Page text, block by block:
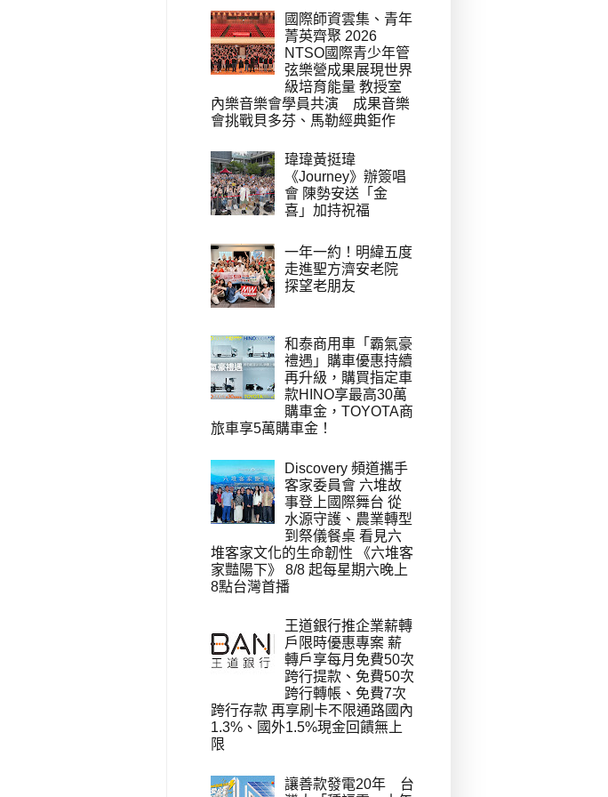
國際師資雲集、青年
菁英齊聚 2026
NTSO國際青少年管
弦樂營成果展現世界
級培育能量 教授室
內樂音樂會學員共演 成果音樂
會挑戰貝多芬、馬勒經典鉅作
瑋瑋黃挺瑋
《Journey》辦簽唱
會 陳勢安送「金
喜」加持祝福
一年一約！明緯五度
走進聖方濟安老院
探望老朋友
和泰商用車「霸氣豪
禮遇」購車優惠持續
再升級，購買指定車
款HINO享最高30萬
購車金，TOYOTA商
旅車享5萬購車金！
Discovery 頻道攜手
客家委員會 六堆故
事登上國際舞台 從
水源守護、農業轉型
到祭儀餐桌 看見六
堆客家文化的生命韌性 《六堆客
家豔陽下》 8/8 起每星期六晚上
8點台灣首播
王道銀行推企業薪轉
戶限時優惠專案 薪
轉戶享每月免費50次
跨行提款、免費50次
跨行轉帳、免費7次
跨行存款 再享刷卡不限通路國內
1.3%、國外1.5%現金回饋無上
限
讓善款發電20年 台